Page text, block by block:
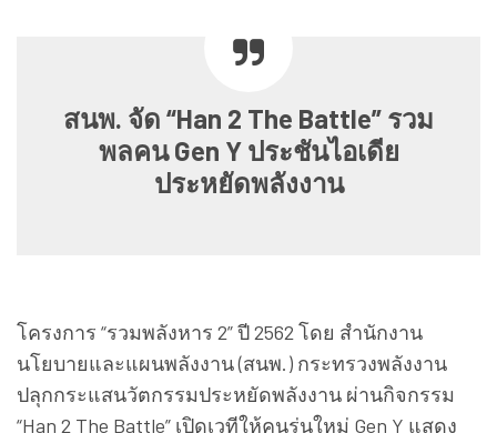
สนพ. จัด “Han 2 The Battle” รวม
พลคน Gen Y ประชันไอเดีย
ประหยัดพลังงาน
โครงการ “รวมพลังหาร 2” ปี 2562 โดย สำนักงาน
นโยบายและแผนพลังงาน (สนพ.) กระทรวงพลังงาน
ปลุกกระแสนวัตกรรมประหยัดพลังงาน ผ่านกิจกรรม
“Han 2 The Battle” เปิดเวทีให้คนรุ่นใหม่ Gen Y แสดง